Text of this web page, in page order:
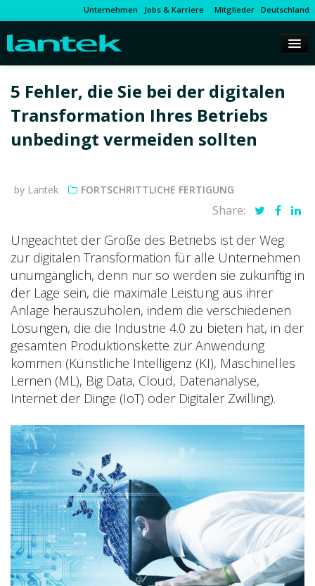
Unternehmen Jobs & Karriere Mitglieder Deutschland
5 Fehler, die Sie bei der digitalen
Transformation Ihres Betriebs
unbedingt vermeiden sollten
by Lantek FORTSCHRITTLICHE FERTIGUNG
Share:
Ungeachtet der Größe des Betriebs ist der Weg
zur digitalen Transformation für alle Unternehmen
unumgänglich, denn nur so werden sie zukünftig in
der Lage sein, die maximale Leistung aus ihrer
Anlage herauszuholen, indem die verschiedenen
Lösungen, die die Industrie 4.0 zu bieten hat, in der
gesamten Produktionskette zur Anwendung
kommen (Künstliche Intelligenz (KI), Maschinelles
Lernen (ML), Big Data, Cloud, Datenanalyse,
Internet der Dinge (IoT) oder Digitaler Zwilling).